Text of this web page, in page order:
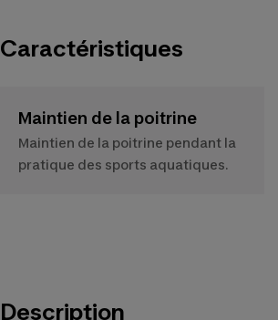
Caractéristiques
Maintien de la poitrine
Maintien de la poitrine pendant la
pratique des sports aquatiques.
Description